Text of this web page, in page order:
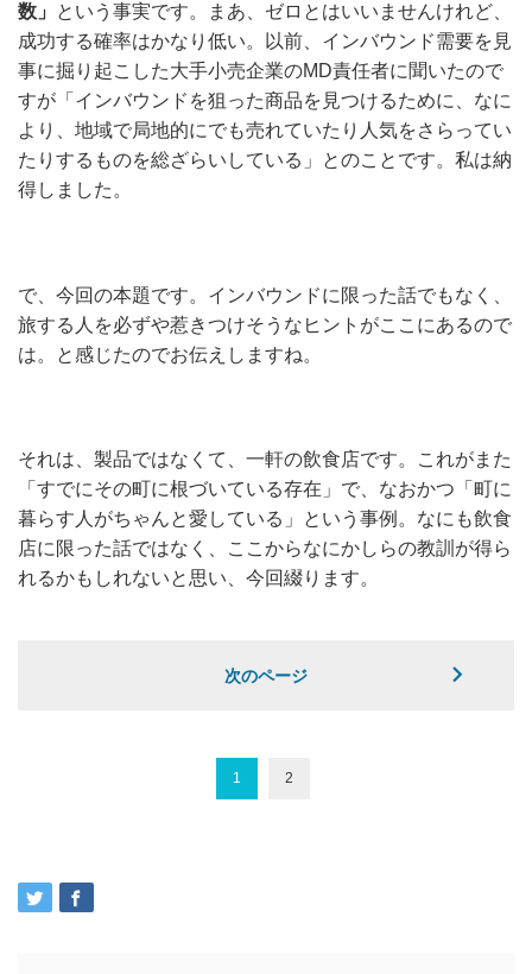
数」
という事実です。まあ、ゼロとはいいませんけれど、
成功する確率はかなり低い。以前、インバウンド需要を見
事に掘り起こした大手小売企業のMD責任者に聞いたので
すが「インバウンドを狙った商品を見つけるために、なに
より、地域で局地的にでも売れていたり人気をさらってい
たりするものを総ざらいしている」とのことです。私は納
得しました。
で、今回の本題です。インバウンドに限った話でもなく、
旅する人を必ずや惹きつけそうなヒントがここにあるので
は。と感じたのでお伝えしますね。
それは、製品ではなくて、一軒の飲食店です。これがまた
「すでにその町に根づいている存在」で、なおかつ「町に
暮らす人がちゃんと愛している」という事例。なにも飲食
店に限った話ではなく、ここからなにかしらの教訓が得ら
れるかもしれないと思い、今回綴ります。
次のページ
1 2